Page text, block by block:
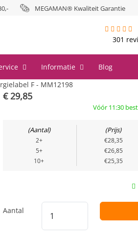
MEGAMAN® Kwaliteit Garantie
301
Informatie
Blog
F - MM12198
€ 29,85
Vóór 11:30
Aantal Prijs
2+ €28,35
5+
€26,85
10+
€25,35
Aantal